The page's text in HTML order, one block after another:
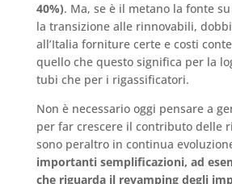
40%). Ma, se è il metano la fonte
la transizione alle rinnovabili,
all’Italia forniture certe e costi
quello che questo significa per la
tubi che per i rigassificatori.
Non è necessario oggi pensare a
per far crescere il contributo delle
sono peraltro in continua
importanti semplificazioni, ad
che riguarda il revamping degli